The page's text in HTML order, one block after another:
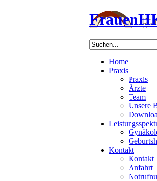
Home
Praxis
Praxis
Ärzte
Team
Unsere
Kontakt
Kontakt
Anfahrt